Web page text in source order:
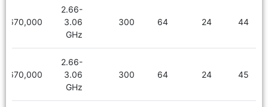
44
24
64
300
2.66-
3.06
GHz
2,670,000
45
24
64
300
2.66-
3.06
GHz
2,670,000